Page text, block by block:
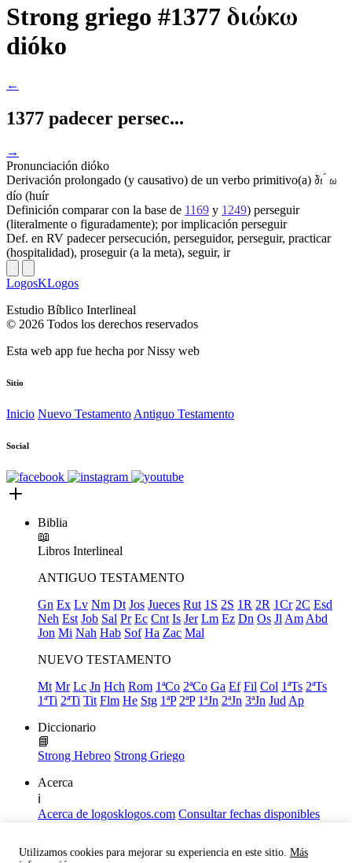
Utilizamos cookies para mejorar su experiencia en este sitio. Más
Strong griego #1377 διώκω
dióko
←
1377 padecer persec...
→
Pronunciación dióko
Derivación prolongado (y causativo) de un verbo primitivo(a) δι ω
dío (huír
Definición comparar con la base de 1169 y 1249) perseguir
(literalmente o figuradamente); por implicación perseguir
Def. en RV padecer persecución, perseguidor, perseguir, practicar
(hospitalidad), proseguir (a la meta), seguir, ir
LogosKLogos
Estudio Bíblico Interlineal
© 2026 Todos los derechos reservados
Esta web app fue hecha porNissy web
Sitio
Inicio Nuevo Testamento Antiguo Testamento
Social
Biblia
📖
Libros Interlineal
ANTIGUO TESTAMENTO
Gn Ex Lv Nm Dt Jos Jueces Rut 1S 2S 1R 2R 1Cr 2C Esd
Neh Est Job Sal Pr Ec Cnt Is Jer Lm Ez Dn Os Jl Am Abd
Jon Mi Nah Hab Sof Ha Zac Mal
NUEVO TESTAMENTO
Mt Mr Lc Jn Hch Rom 1ªCo 2ªCo Ga Ef Fil Col 1ªTs 2ªTs
1ªTi 2ªTi Tit Flm He Stg 1ªP 2ªP 1ªJn 2ªJn 3ªJn Jud Ap
Diccionario
📘
Strong Hebreo Strong Griego
Acerca
ℹ️
Acerca de logosklogos.com Consultar fechas disponibles
Links útiles